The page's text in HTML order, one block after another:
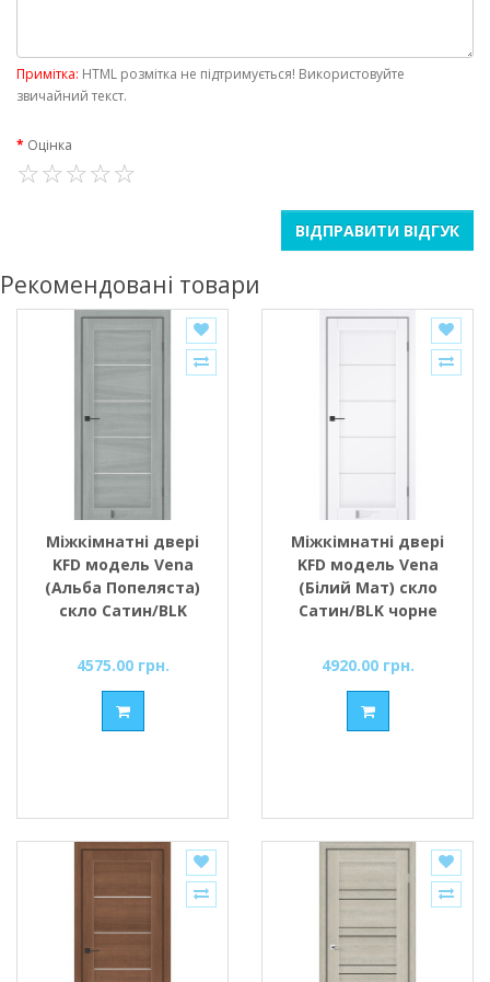
Примітка: HTML розмітка не підтримується! Використовуйте
звичайний текст.
Оцінка
ВІДПРАВИТИ ВІДГУК
Рекомендовані товари
Міжкімнатні двері
KFD модель Vena
(Альба Попеляста)
скло Сатин/BLK
4575.00 грн.
Міжкімнатні двері
KFD модель Vena
(Білий Мат) скло
Сатин/BLK чорне
4920.00 грн.